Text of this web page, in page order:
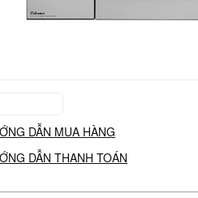
DẪN MUA HÀNG
DẪN THANH TOÁN